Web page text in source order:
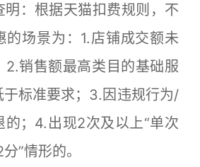
明：根据天猫扣费规则，不
的场景为：1.店铺成交额未
2.销售额最高类目的基础服
于标准要求；3.因违规行为/
的；4.出现2次及以上“单次
”情形的。